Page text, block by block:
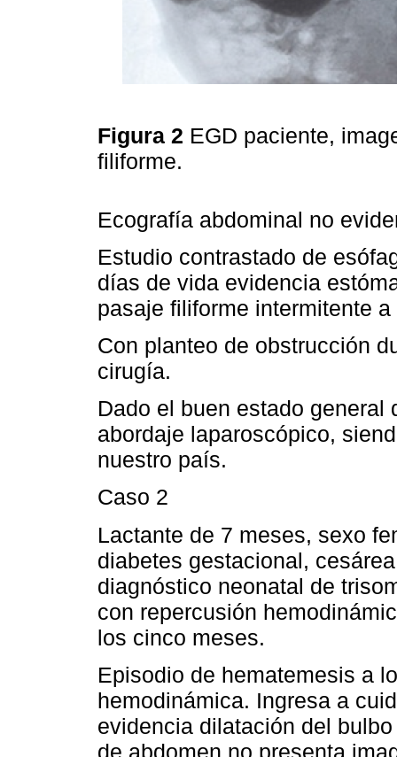
Figura 2 EGD paciente,
filiforme.
Ecografía abdominal no
Estudio contrastado de
días de vida evidencia
pasaje filiforme intermitente
Con planteo de obstrucción
cirugía.
Dado el buen estado
abordaje laparoscópico,
nuestro país.
Caso 2
Lactante de 7 meses, sexo
diabetes gestacional,
diagnóstico neonatal de
con repercusión
los cinco meses.
Episodio de hematemesis a
hemodinámica. Ingresa a
evidencia dilatación del
de abdomen no presenta